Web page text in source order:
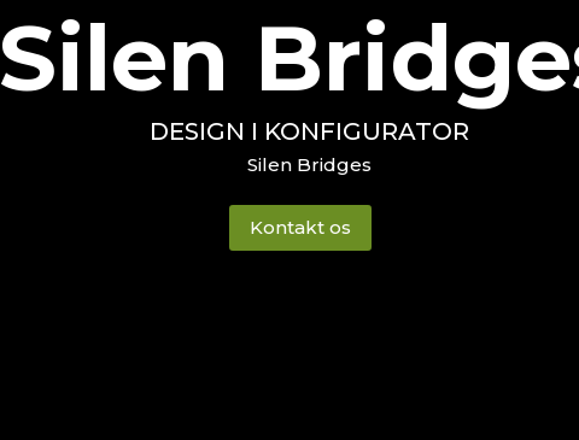
Silen
DESIGN I KONFIGURATOR
Silen Bridges
Kontakt os